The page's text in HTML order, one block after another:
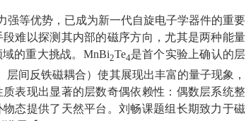
强等优势，已成为新一代自旋电子学器件的重要
难以探测其内部的磁序方向，尤其是两种能量
的重大挑战。MnBi2Te4是首个实验上确认的层
间反铁磁耦合）使其展现出丰富的量子现象，
表现出显著的层数奇偶依赖性：偶数层系统整
态提供了天然平台。刘畅课题组长期致力于磁